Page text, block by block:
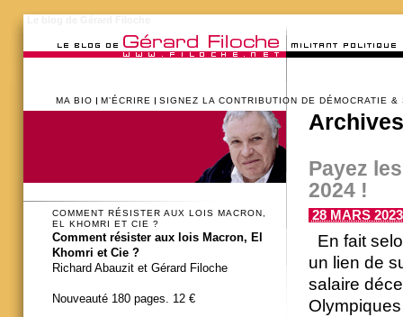
MA BIO M’ÉCRIRE SIGNEZ LA CONTRIBUTION DE DÉMOCRATIE &
Payez
2024 !
28 MARS
En fait
un lien de
salaire
COMMENT RÉSISTER AUX LOIS MACRON,
EL KHOMRI ET CIE ?
Comment résister aux lois Macron, El
Khomri et Cie ?
Richard Abauzit et Gérard Filoche
Nouveauté 180 pages. 12 €